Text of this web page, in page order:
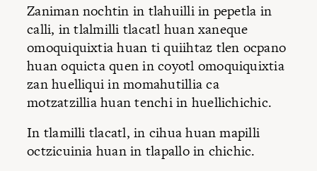
Zaniman nochtin in tlahuilli in pepetla in
calli, in tlalmilli tlacatl huan xaneque
omoquiquixtia huan ti quiihtaz tlen ocpano
huan oquicta quen in coyotl omoquiquixtia
zan huelliqui in momahutillia ca
motzatzillia huan tenchi in huellichichic.
In tlamilli tlacatl, in cihua huan mapilli
octzicuinia huan in tlapallo in chichic.